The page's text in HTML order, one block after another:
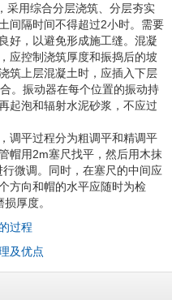
用综合分层浇筑、分层夯实
间隔时间不得超过2小时。需要
好，以避免形成施工缝。混凝
应控制浇筑厚度和振捣后的坡
筑上层混凝土时，应插入下层
。振动器在每个位置的振动持
起泡和辐射水泥砂浆，不应过
平过程分为粗调平和精调平
帽用2m塞尺找平，然后用木抹
微调。同时，在塞尺的中间应
方向和帽的水平应随时为检
厚度。
过程
及优点